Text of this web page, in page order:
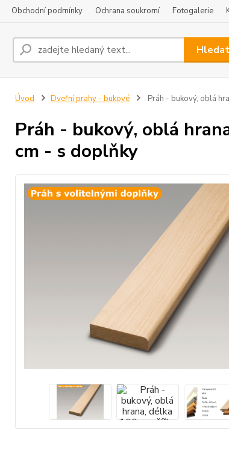
Obchodní podmínky Ochrana soukromí Fotogalerie
Hledat
Úvod Dveřní prahy - bukové Práh - bukový, oblá
Práh - bukový, oblá
cm - s doplňky